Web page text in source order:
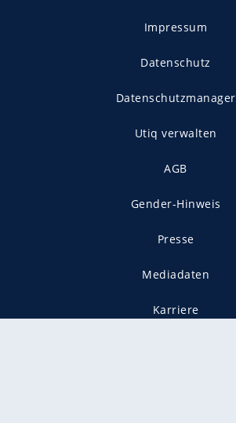
Impressum
Datenschutz
Datenschutzmanager
Utiq verwalten
AGB
Gender-Hinweis
Presse
Mediadaten
Karriere